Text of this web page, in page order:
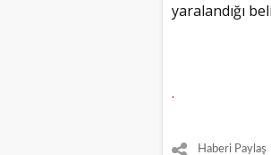
yaralandığı
.
Haberi Paylaş